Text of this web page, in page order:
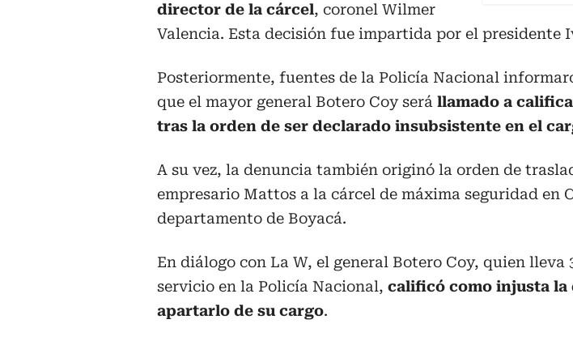
director de la cárcel, coronel Wilmer
Valencia. Esta decisión fue impartida por el presidente
Posteriormente, fuentes de la Policía Nacional
que el mayor general Botero Coy será llamado a
tras la orden de ser declarado insubsistente en el
A su vez, la denuncia también originó la orden de
empresario Mattos a la cárcel de máxima seguridad en
departamento de Boyacá.
En diálogo con La W, el general Botero Coy, quien lleva
servicio en la Policía Nacional, calificó como injusta la
apartarlo de su cargo.